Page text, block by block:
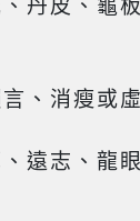
丹皮、龜
、消瘦或
遠志、龍